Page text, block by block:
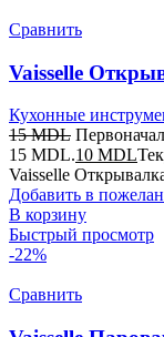
Сравнить
Vaisselle
Кухонные
15MDL
15 MDL.10 MDL
Vaisselle
Добавить в
В корзину
Быстрый просмотр
-22%
Сравнить